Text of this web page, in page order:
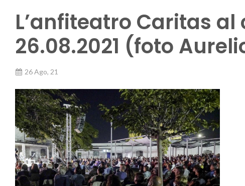
L’anfiteatro Caritas
26.08.2021 (foto
26 Ago, 21